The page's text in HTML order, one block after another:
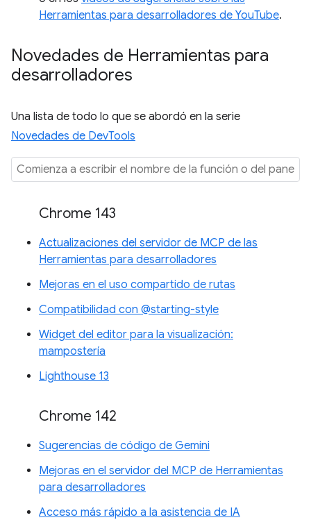
Herramientas para desarrolladores de YouTube.
Novedades de Herramientas para
desarrolladores
Una lista de todo lo que se abordó en la serie
Novedades de DevTools
Chrome 143
Actualizaciones del servidor de MCP de las
Herramientas para desarrolladores
Mejoras en el uso compartido de rutas
Compatibilidad con @starting-style
Widget del editor para la visualización:
mampostería
Lighthouse 13
Chrome 142
Sugerencias de código de Gemini
Mejoras en el servidor del MCP de Herramientas
para desarrolladores
Acceso más rápido a la asistencia de IA